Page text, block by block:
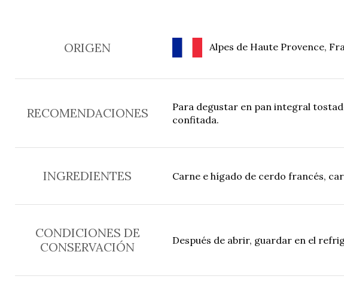
ORIGEN Alpes de Haute Provence,
RECOMENDACIONES
Para degustar en pan integral
confitada.
INGREDIENTES Carne e hígado de cerdo francés,
CONDICIONES DE
CONSERVACIÓN
Después de abrir, guardar en el